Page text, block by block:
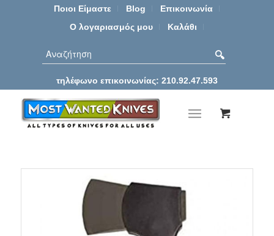
Ποιοι Είμαστε Blog
Επικοινωνία
Ο λογαριασμός μου
Καλάθι
τηλέφωνο επικοινωνίας: 210.92.47.593